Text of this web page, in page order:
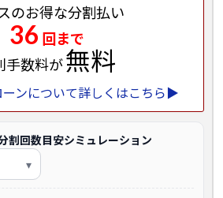
のお得な分割払い
36 回まで
手数料が無料
ーンについて詳しくはこちら▶
割回数目安シミュレーション